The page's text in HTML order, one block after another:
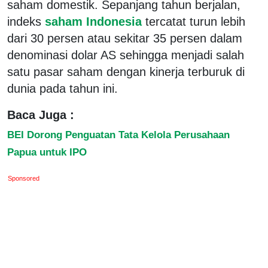
saham domestik. Sepanjang tahun berjalan,
indeks saham Indonesia tercatat turun lebih
dari 30 persen atau sekitar 35 persen dalam
denominasi dolar AS sehingga menjadi salah
satu pasar saham dengan kinerja terburuk di
dunia pada tahun ini.
Baca Juga :
BEI Dorong Penguatan Tata Kelola Perusahaan
Papua untuk IPO
Sponsored